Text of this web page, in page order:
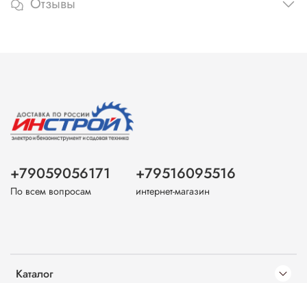
Отзывы
Каталог
+79059056171
По всем вопросам
+79516095516
интернет-магазин